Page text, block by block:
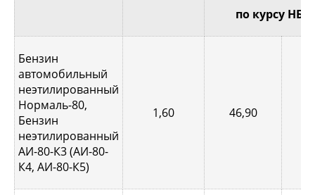
по курсу
Бензин
автомобильный
неэтилированный
Нормаль-80,
Бензин
неэтилированный
АИ-80-К3 (АИ-80-
К4, АИ-80-К5)
1,60 46,90